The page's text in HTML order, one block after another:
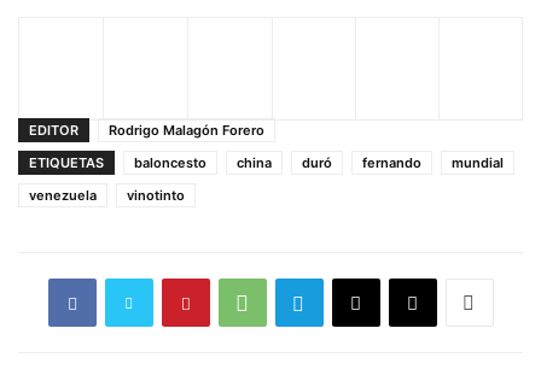
EDITOR
Rodrigo Malagón Forero
ETIQUETAS
baloncesto china duró fernando
mundial
venezuela
vinotinto